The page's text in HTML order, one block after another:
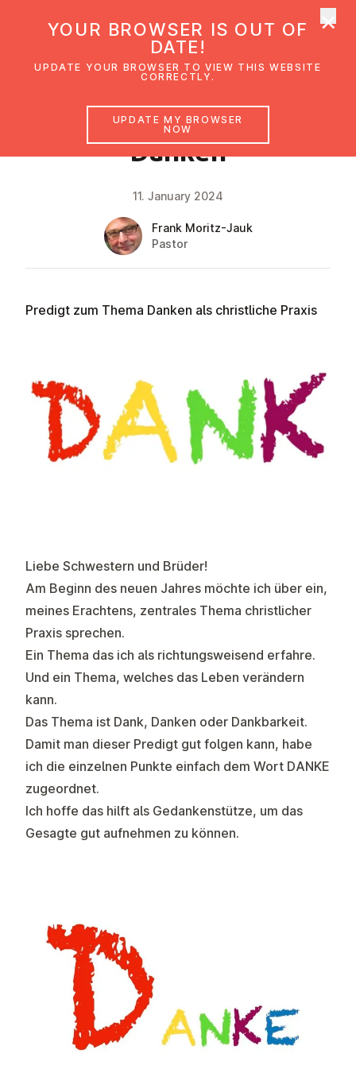
Danken
FAITH IMPULSE
11. January 2024
Frank Moritz-Jauk
Pastor
Predigt zum Thema Danken als christliche Praxis
Liebe Schwestern und Brüder!
Am Beginn des neuen Jahres möchte ich über ein,
meines Erachtens, zentrales Thema christlicher
Praxis sprechen.
Ein Thema das ich als richtungsweisend erfahre.
Und ein Thema, welches das Leben verändern
kann.
Das Thema ist Dank, Danken oder Dankbarkeit.
Damit man dieser Predigt gut folgen kann, habe
ich die einzelnen Punkte einfach dem Wort DANKE
zugeordnet.
Ich hoffe das hilft als Gedankenstütze, um das
Gesagte gut aufnehmen zu können.
YOUR BROWSER IS OUT OF
DATE!
UPDATE YOUR BROWSER TO VIEW THIS WEBSITE
CORRECTLY.
UPDATE MY BROWSER
NOW
×